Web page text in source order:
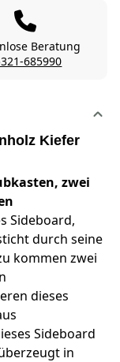
Beratung
685990
Kiefer
zwei
Sideboard,
durch seine
kommen zwei
dieses
Sideboard
in